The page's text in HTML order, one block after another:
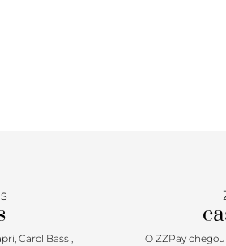
Carol Bassi,
O ZZPay